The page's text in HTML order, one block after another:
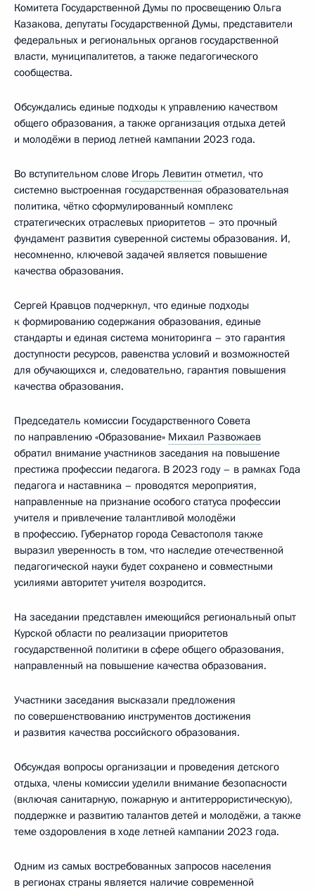
Комитета Государственной Думы по просвещению Ольга
Казакова, депутаты Государственной Думы, представители
федеральных и региональных органов государственной
власти, муниципалитетов, а также педагогического
сообщества.
Обсуждались единые подходы к управлению качеством
общего образования, а также организация отдыха детей
и молодёжи в период летней кампании 2023 года.
Во вступительном слове Игорь Левитин отметил, что
системно выстроенная государственная образовательная
политика, чётко сформулированный комплекс
стратегических отраслевых приоритетов – это прочный
фундамент развития суверенной системы образования. И,
несомненно, ключевой задачей является повышение
качества образования.
Сергей Кравцов подчеркнул, что единые подходы
к формированию содержания образования, единые
стандарты и единая система мониторинга – это гарантия
доступности ресурсов, равенства условий и возможностей
для обучающихся и, следовательно, гарантия повышения
качества образования.
Председатель комиссии Государственного Совета
по направлению «Образование» Михаил Развожаев
обратил внимание участников заседания на повышение
престижа профессии педагога. В 2023 году – в рамках Года
педагога и наставника – проводятся мероприятия,
направленные на признание особого статуса профессии
учителя и привлечение талантливой молодёжи
в профессию. Губернатор города Севастополя также
выразил уверенность в том, что наследие отечественной
педагогической науки будет сохранено и совместными
усилиями авторитет учителя возродится.
На заседании представлен имеющийся региональный опыт
Курской области по реализации приоритетов
государственной политики в сфере общего образования,
направленный на повышение качества образования.
Участники заседания высказали предложения
по совершенствованию инструментов достижения
и развития качества российского образования.
Обсуждая вопросы организации и проведения детского
отдыха, члены комиссии уделили внимание безопасности
(включая санитарную, пожарную и антитеррористическую),
поддержке и развитию талантов детей и молодёжи, а также
теме оздоровления в ходе летней кампании 2023 года.
Одним из самых востребованных запросов населения
в регионах страны является наличие современной